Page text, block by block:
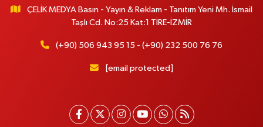
ÇELİK MEDYA Basın - Yayın & Reklam - Tanıtım Yeni Mh. İsmail
Taşlı Cd. No:25 Kat:1 TİRE-İZMİR
(+90) 506 943 95 15 - (+90) 232 500 76 76
[email protected]